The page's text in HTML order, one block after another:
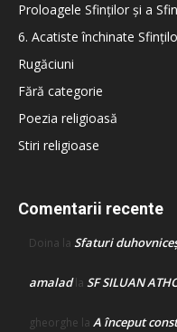
Proloagele Sfinților și a
6. Acatiste închinate
Rugăciuni
Fără categorie
Poezia religioasă
Stiri religioase
Comentarii recente
Doina la Sfaturi
amaladla SF SILUAN
gheorghe la A început